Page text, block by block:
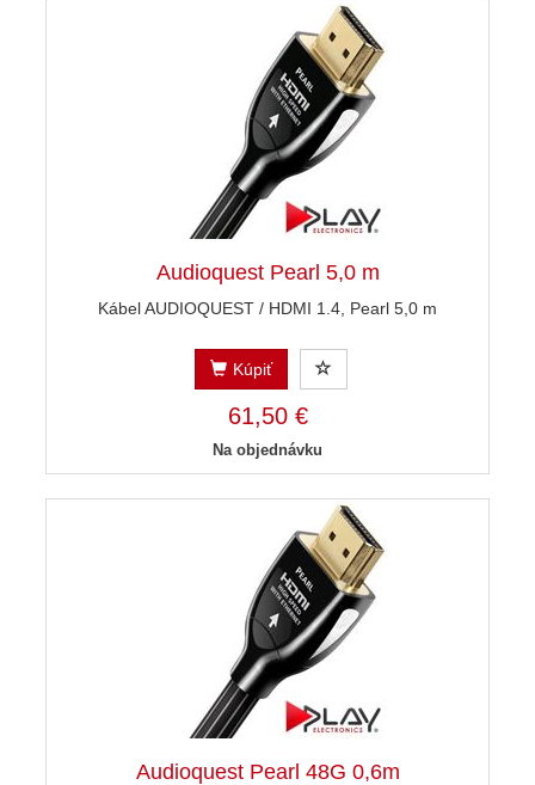
Audioquest Pearl 5,0 m
Kábel AUDIOQUEST / HDMI 1.4, Pearl 5,0 m
Kúpiť
61,50 €
Na objednávku
Audioquest Pearl 48G 0,6m